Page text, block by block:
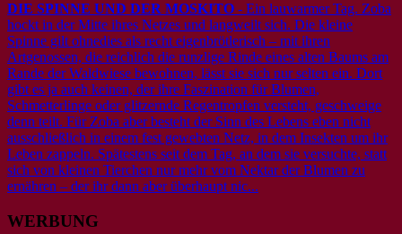
DIE SPINNE UND DER MOSKITO - Ein lauwarmer Tag. Zoba
hockt in der Mitte ihres Netzes und langweilt sich. Die kleine
Spinne gilt ohnedies als recht eigenbrötlerisch – mit ihren
Artgenossen, die reichlich die runzlige Rinde eines alten Baums am
Rande der Waldwiese bewohnen, lässt sie sich nur selten ein. Dort
gibt es ja auch keinen, der ihre Faszination für Blumen,
Schmetterlinge oder glitzernde Regentropfen versteht, geschweige
denn teilt. Für Zoba aber besteht der Sinn des Lebens eben nicht
ausschließlich in einem fest gewebten Netz, in dem Insekten um ihr
Leben zappeln. Spätestens seit dem Tag, an dem sie versuchte, statt
sich von kleinen Tierchen nur mehr vom Nektar der Blumen zu
ernähren – der ihr dann aber überhaupt nic...
WERBUNG